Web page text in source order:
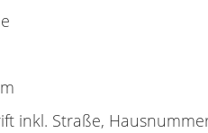
inkl. Straße,